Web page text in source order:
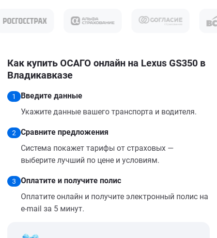
Как купить ОСАГО онлайн на Lexus GS350 в
Владикавказе
1
Введите данные
Укажите данные вашего транспорта и водителя.
2
Сравните предложения
Система покажет тарифы от страховых —
выберите лучший по цене и условиям.
3
Оплатите и получите полис
Оплатите онлайн и получите электронный полис на
e-mail за 5 минут.